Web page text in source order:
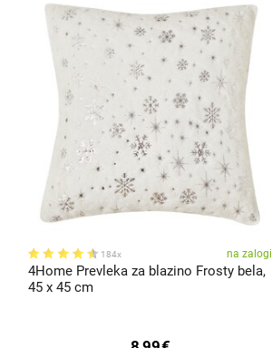
184x na zalogi
4Home Prevleka za blazino Frosty bela,
45 x 45 cm